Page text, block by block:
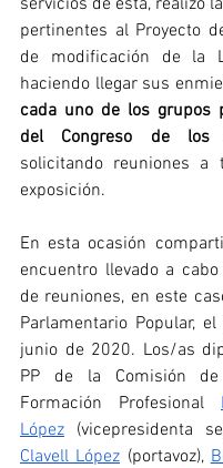
servicios de ésta, realizó
pertinentes al Proyecto
de modificación de la
haciendo llegar sus
cada uno de los grupos
del Congreso de los
solicitando reuniones a
exposición.
En esta ocasión
encuentro llevado a
de reuniones, en este
Parlamentario Popular,
junio de 2020. Los/as
PP de la Comisión
Formación Profesional
López (vicepresidenta
Clavell López (portavoz),